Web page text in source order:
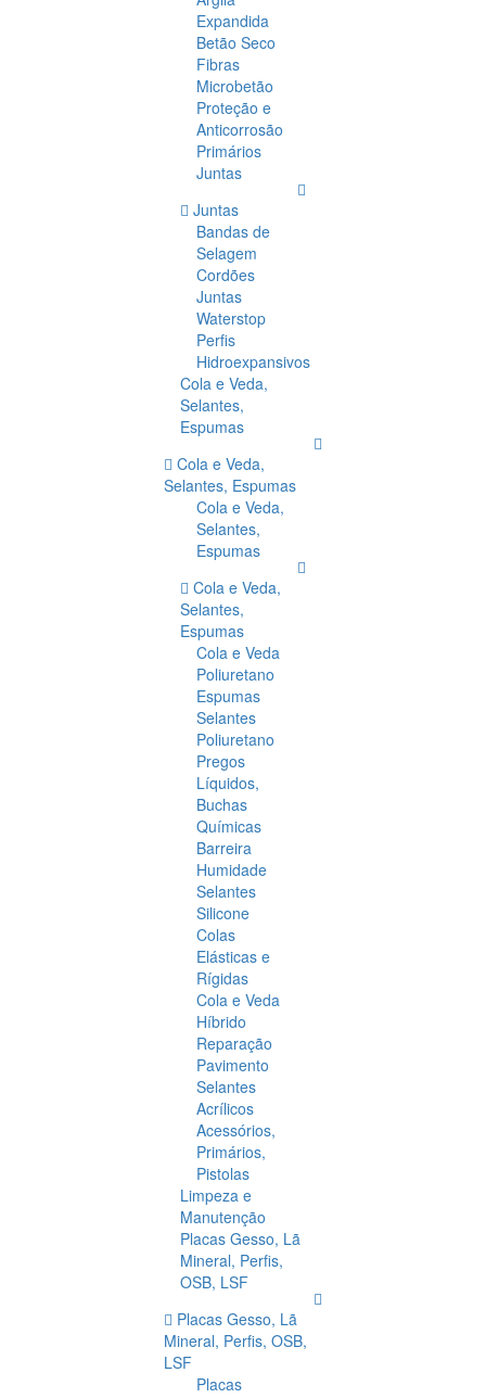
Expandida
Betão Seco
Fibras
Microbetão
Proteção e
Anticorrosão
Primários
Juntas
Juntas
Bandas de
Selagem
Cordões
Juntas
Waterstop
Perfis
Hidroexpansivos
Cola e Veda,
Selantes,
Espumas
Cola e Veda,
Selantes, Espumas
Cola e Veda,
Selantes,
Espumas
Cola e Veda,
Selantes,
Espumas
Cola e Veda
Poliuretano
Espumas
Selantes
Poliuretano
Pregos
Líquidos,
Buchas
Químicas
Barreira
Humidade
Selantes
Silicone
Colas
Elásticas e
Rígidas
Cola e Veda
Híbrido
Reparação
Pavimento
Selantes
Acrílicos
Acessórios,
Primários,
Pistolas
Limpeza e
Manutenção
Placas Gesso, Lã
Mineral, Perfis,
OSB, LSF
Placas Gesso, Lã
Mineral, Perfis, OSB,
LSF
Placas